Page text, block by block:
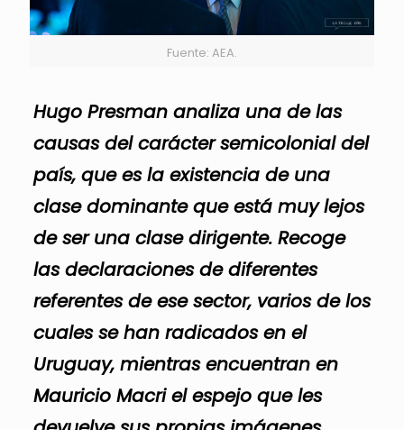
Fuente: AEA.
Hugo Presman analiza una de las
causas del carácter semicolonial del
país, que es la existencia de una
clase dominante que está muy lejos
de ser una clase dirigente. Recoge
las declaraciones de diferentes
referentes de ese sector, varios de los
cuales se han radicados en el
Uruguay, mientras encuentran en
Mauricio Macri el espejo que les